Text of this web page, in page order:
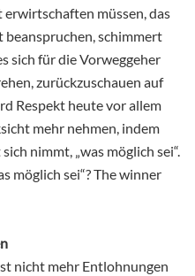
erwirtschaften müssen, das
beanspruchen, schimmert
sich für die Vorweggeher
zurückzuschauen auf
Respekt heute vor allem
mehr nehmen, indem
nimmt, „was möglich sei“.
möglich sei“? The winner
nicht mehr Entlohnungen